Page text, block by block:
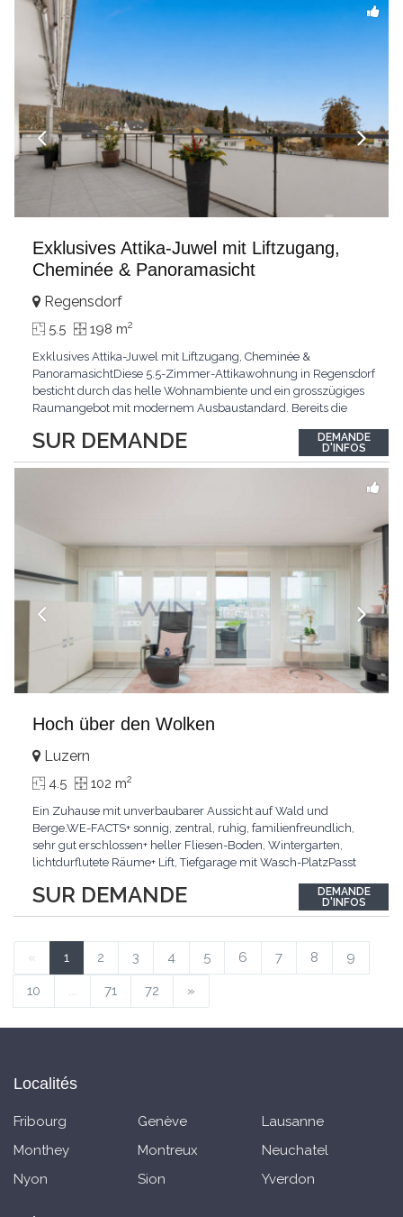
Exklusives Attika-Juwel mit Liftzugang,
Cheminée & Panoramasicht
SUR DEMANDE
Regensdorf
5.5 198 m2
Exklusives Attika-Juwel mit Liftzugang, Cheminée &
PanoramasichtDiese 5.5-Zimmer-Attikawohnung in Regensdorf
besticht durch das helle Wohnambiente und ein grosszügiges
Raumangebot mit modernem Ausbaustandard. Bereits die
Wohnungszugang mit dem Lift führt Sie bequem und diskret
direkt in Ihr neues Zuhause.Das Zentrum der Wohnung bildet
DEMANDE
D'INFOS
Hoch über den Wolken
SUR DEMANDE
Luzern
4.5 102 m2
Ein Zuhause mit unverbaubarer Aussicht auf Wald und
Berge.WE-FACTS+ sonnig, zentral, ruhig, familienfreundlich,
sehr gut erschlossen+ heller Fliesen-Boden, Wintergarten,
lichtdurflutete Räume+ Lift, Tiefgarage mit Wasch-PlatzPasst
Lage.KLARTEXT: Helles Wohnen an ruhiger Lage mit
Wintergarten und bester Anbindung.Interessiert? JETZT
DEMANDE
D'INFOS
« 1 2 3 4 5 6 7 8 9
10 ... 71 72 »
Localités
Fribourg Genève
Lausanne
Monthey
Montreux
Neuchatel
Nyon
Sion Yverdon